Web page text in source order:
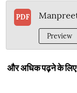
PDF
Preview
और अधिक पढ़ने के लिए